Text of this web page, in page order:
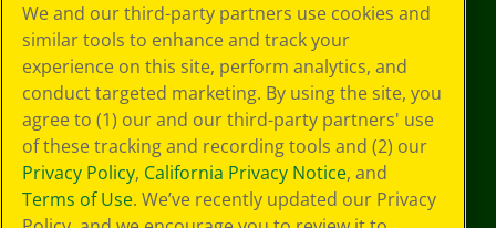
de privacidad
Política de
privacidad
Términos de SMS
GDPR
Aviso de
privacidad de CA
Cookie
Preferences
We and our third-party partners use cookies and
similar tools to enhance and track your
experience on this site, perform analytics, and
conduct targeted marketing. By using the site, you
agree to (1) our and our third-party partners' use
of these tracking and recording tools and (2) our
Privacy Policy, California Privacy Notice, and
Terms of Use. We’ve recently updated our Privacy